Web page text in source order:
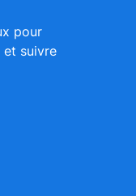
pour
et suivre